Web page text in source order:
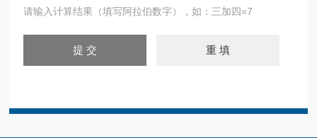
请输入计算结果（填写阿拉伯数字），如：三加四=7